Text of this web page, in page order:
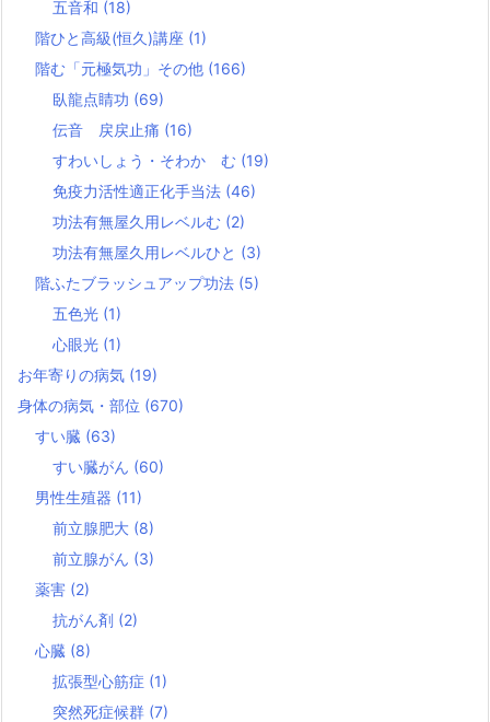
五音和 (18)
階ひと高級(恒久)講座 (1)
階む「元極気功」その他 (166)
臥龍点睛功 (69)
伝音 戻戻止痛 (16)
すわいしょう・そわか む (19)
免疫力活性適正化手当法 (46)
功法有無屋久用レベルむ (2)
功法有無屋久用レベルひと (3)
階ふたブラッシュアップ功法 (5)
五色光 (1)
心眼光 (1)
お年寄りの病気 (19)
身体の病気・部位 (670)
すい臓 (63)
すい臓がん (60)
男性生殖器 (11)
前立腺肥大 (8)
前立腺がん (3)
薬害 (2)
抗がん剤 (2)
心臓 (8)
拡張型心筋症 (1)
突然死症候群 (7)